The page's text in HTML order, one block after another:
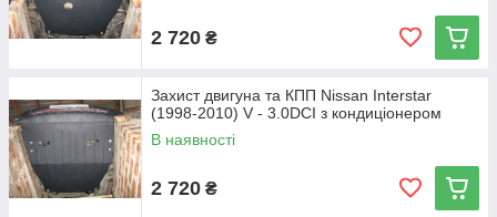
2 720 ₴
Захист двигуна та КПП Nissan Interstar
(1998-2010) V - 3.0DCI з кондиціонером
В наявності
2 720 ₴